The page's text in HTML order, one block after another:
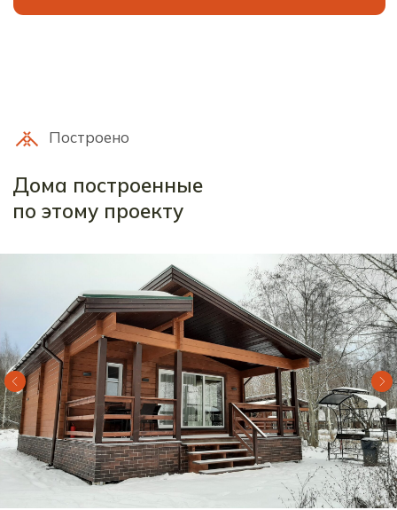
Проекты
Юридическая информация
Технология
В
начало
Ипотека
ООО “СпецСтрой”
О
компании
Контакты
Выборгское шоссе, 212, оф.11с